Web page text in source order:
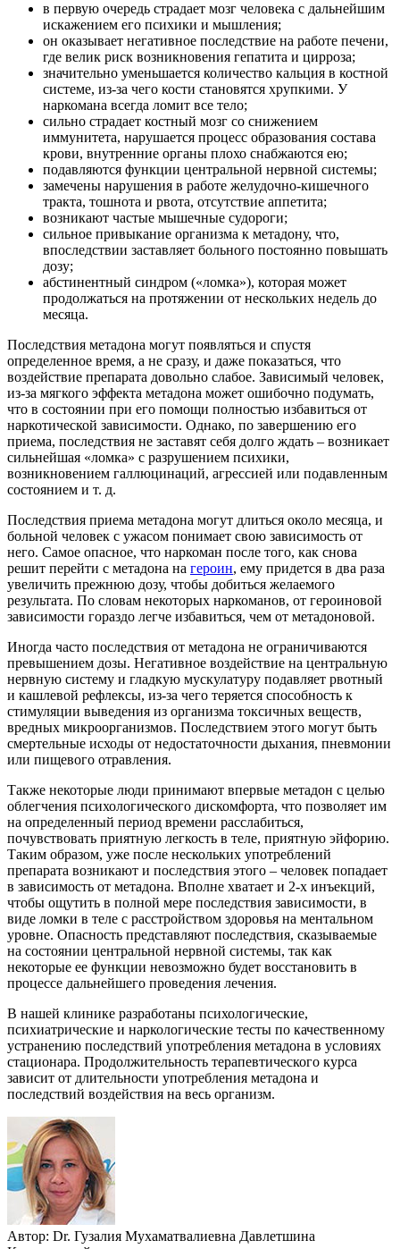
в первую очередь страдает мозг человека с дальнейшим
искажением его психики и мышления;
он оказывает негативное последствие на работе печени,
где велик риск возникновения гепатита и цирроза;
значительно уменьшается количество кальция в костной
системе, из-за чего кости становятся хрупкими. У
наркомана всегда ломит все тело;
сильно страдает костный мозг со снижением
иммунитета, нарушается процесс образования состава
крови, внутренние органы плохо снабжаются ею;
подавляются функции центральной нервной системы;
замечены нарушения в работе желудочно-кишечного
тракта, тошнота и рвота, отсутствие аппетита;
возникают частые мышечные судороги;
сильное привыкание организма к метадону, что,
впоследствии заставляет больного постоянно повышать
дозу;
абстинентный синдром («ломка»), которая может
продолжаться на протяжении от нескольких недель до
месяца.
Последствия метадона могут появляться и спустя
определенное время, а не сразу, и даже показаться, что
воздействие препарата довольно слабое. Зависимый человек,
из-за мягкого эффекта метадона может ошибочно подумать,
что в состоянии при его помощи полностью избавиться от
наркотической зависимости. Однако, по завершению его
приема, последствия не заставят себя долго ждать – возникает
сильнейшая «ломка» с разрушением психики,
возникновением галлюцинаций, агрессией или подавленным
состоянием и т. д.
Последствия приема метадона могут длиться около месяца, и
больной человек с ужасом понимает свою зависимость от
него. Самое опасное, что наркоман после того, как снова
решит перейти с метадона на героин, ему придется в два раза
увеличить прежнюю дозу, чтобы добиться желаемого
результата. По словам некоторых наркоманов, от героиновой
зависимости гораздо легче избавиться, чем от метадоновой.
Иногда часто последствия от метадона не ограничиваются
превышением дозы. Негативное воздействие на центральную
нервную систему и гладкую мускулатуру подавляет рвотный
и кашлевой рефлексы, из-за чего теряется способность к
стимуляции выведения из организма токсичных веществ,
вредных микроорганизмов. Последствием этого могут быть
смертельные исходы от недостаточности дыхания, пневмонии
или пищевого отравления.
Также некоторые люди принимают впервые метадон с целью
облегчения психологического дискомфорта, что позволяет им
на определенный период времени расслабиться,
почувствовать приятную легкость в теле, приятную эйфорию.
Таким образом, уже после нескольких употреблений
препарата возникают и последствия этого – человек попадает
в зависимость от метадона. Вполне хватает и 2-х инъекций,
чтобы ощутить в полной мере последствия зависимости, в
виде ломки в теле с расстройством здоровья на ментальном
уровне. Опасность представляют последствия, сказываемые
на состоянии центральной нервной системы, так как
некоторые ее функции невозможно будет восстановить в
процессе дальнейшего проведения лечения.
В нашей клинике разработаны психологические,
психиатрические и наркологические тесты по качественному
устранению последствий употребления метадона в условиях
стационара. Продолжительность терапевтического курса
зависит от длительности употребления метадона и
последствий воздействия на весь организм.
Автор: Dr. Гузалия Мухаматвалиевна Давлетшина